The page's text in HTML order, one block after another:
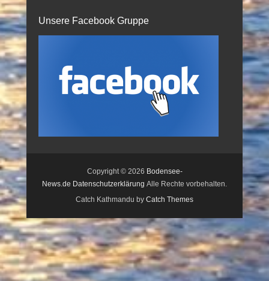
Unsere Facebook Gruppe
Copyright © 2026 Bodensee-
News.de Datenschutzerklärung Alle Rechte vorbehalten.
Catch Kathmandu by Catch Themes